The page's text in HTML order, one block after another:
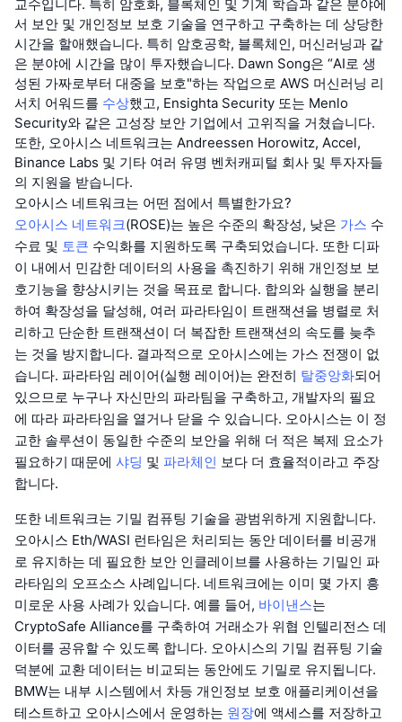
교수입니다. 특히 암호화, 블록체인 및 기계 학습과 같은 분야에
서 보안 및 개인정보 보호 기술을 연구하고 구축하는 데 상당한
시간을 할애했습니다. 특히 암호공학, 블록체인, 머신러닝과 같
은 분야에 시간을 많이 투자했습니다. Dawn Song은 “AI로 생
성된 가짜로부터 대중을 보호"하는 작업으로 AWS 머신러닝 리
서치 어워드를 수상했고, Ensighta Security 또는 Menlo
Security와 같은 고성장 보안 기업에서 고위직을 거쳤습니다.
또한, 오아시스 네트워크는 Andreessen Horowitz, Accel,
Binance Labs 및 기타 여러 유명 벤처캐피털 회사 및 투자자들
의 지원을 받습니다.
오아시스 네트워크는 어떤 점에서 특별한가요?
오아시스 네트워크(ROSE)는 높은 수준의 확장성, 낮은 가스 수
수료 및 토큰 수익화를 지원하도록 구축되었습니다. 또한 디파
이 내에서 민감한 데이터의 사용을 촉진하기 위해 개인정보 보
호기능을 향상시키는 것을 목표로 합니다. 합의와 실행을 분리
하여 확장성을 달성해, 여러 파라타임이 트랜잭션을 병렬로 처
리하고 단순한 트랜잭션이 더 복잡한 트랜잭션의 속도를 늦추
는 것을 방지합니다. 결과적으로 오아시스에는 가스 전쟁이 없
습니다. 파라타임 레이어(실행 레이어)는 완전히 탈중앙화되어
있으므로 누구나 자신만의 파라팀을 구축하고, 개발자의 필요
에 따라 파라타임을 열거나 닫을 수 있습니다. 오아시스는 이 정
교한 솔루션이 동일한 수준의 보안을 위해 더 적은 복제 요소가
필요하기 때문에 샤딩 및 파라체인 보다 더 효율적이라고 주장
합니다.
또한 네트워크는 기밀 컴퓨팅 기술을 광범위하게 지원합니다.
오아시스 Eth/WASI 런타임은 처리되는 동안 데이터를 비공개
로 유지하는 데 필요한 보안 인클레이브를 사용하는 기밀인 파
라타임의 오프소스 사례입니다. 네트워크에는 이미 몇 가지 흥
미로운 사용 사례가 있습니다. 예를 들어, 바이낸스는
CryptoSafe Alliance를 구축하여 거래소가 위협 인텔리전스 데
이터를 공유할 수 있도록 합니다. 오아시스의 기밀 컴퓨팅 기술
덕분에 교환 데이터는 비교되는 동안에도 기밀로 유지됩니다.
BMW는 내부 시스템에서 차등 개인정보 보호 애플리케이션을
테스트하고 오아시스에서 운영하는 원장에 액세스를 저장하고